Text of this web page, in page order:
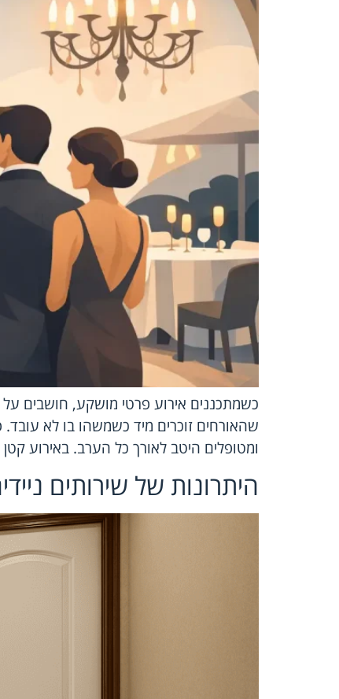
כשמתכננים אירוע פרטי מושקע, חושבים
שהאורחים זוכרים מיד כשמשהו בו לא עובד.
ומטופלים היטב לאורך כל הערב. באירוע
היתרונות של שירותים